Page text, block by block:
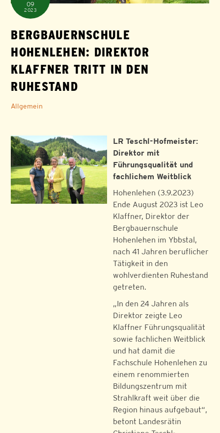
09
2023
BERGBAUERNSCHULE
HOHENLEHEN: DIREKTOR
KLAFFNER TRITT IN DEN
RUHESTAND
Allgemein
LR Teschl-Hofmeister:
Direktor mit
Führungsqualität und
fachlichem Weitblick
Hohenlehen (3.9.2023)
Ende August 2023 ist Leo
Klaffner, Direktor der
Bergbauernschule
Hohenlehen im Ybbstal,
nach 41 Jahren beruflicher
Tätigkeit in den
wohlverdienten Ruhestand
getreten.
„In den 24 Jahren als
Direktor zeigte Leo
Klaffner Führungsqualität
sowie fachlichen Weitblick
und hat damit die
Fachschule Hohenlehen zu
einem renommierten
Bildungszentrum mit
Strahlkraft weit über die
Region hinaus aufgebaut“,
betont Landesrätin